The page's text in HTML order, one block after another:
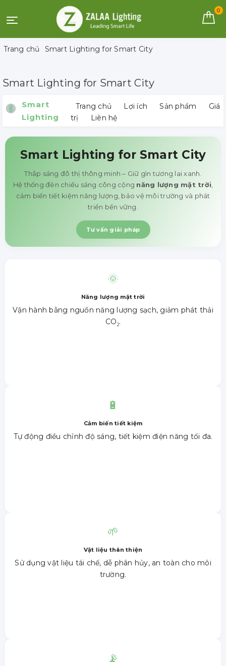
0
Trang chủ Smart Lighting for Smart City
Smart Lighting for Smart City
Smart
Lighting
Trang chủ Lợi ích Sản phẩm
Giá
trị
Liên hệ
Smart Lighting for Smart City
Thắp sáng đô thị thông minh – Giữ gìn tương lai xanh.
Hệ thống đèn chiếu sáng công cộng năng lượng mặt trời
cảm biến tiết kiệm năng lượng, bảo vệ môi trường và phát
triển bền vững.
Tư vấn giải pháp
🌞
Năng lượng mặt trời
Vận hành bằng nguồn năng lượng sạch, giảm phát thải
CO 2.
🔋
Cảm biến tiết kiệm
Tự động điều chỉnh độ sáng, tiết kiệm điện năng tối đa.
🌱
Vật liệu thân thiện
Sử dụng vật liệu tái chế, dễ phân hủy, an toàn cho môi
trường.
📡